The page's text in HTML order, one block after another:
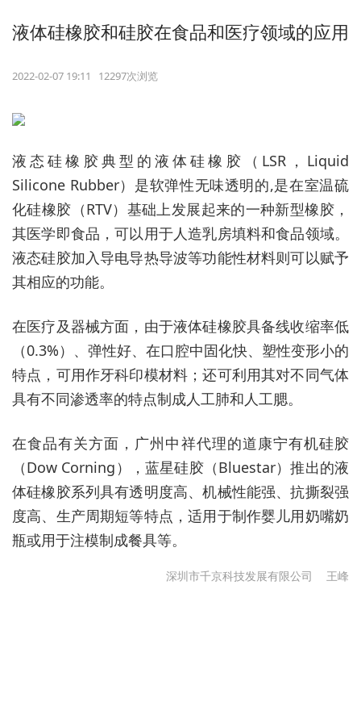
液体硅橡胶和硅胶在食品和医疗领域的应用
2022-02-07 19:11 12297次浏览
液态硅橡胶典型的液体硅橡胶（LSR，Liquid
Silicone Rubber）是软弹性无味透明的,是在室温硫
化硅橡胶（RTV）基础上发展起来的一种新型橡胶，
其医学即食品，可以用于人造乳房填料和食品领域。
液态硅胶加入导电导热导波等功能性材料则可以赋予
其相应的功能。
在医疗及器械方面，由于液体硅橡胶具备线收缩率低
（0.3%）、弹性好、在口腔中固化快、塑性变形小的
特点，可用作牙科印模材料；还可利用其对不同气体
具有不同渗透率的特点制成人工肺和人工腮。
在食品有关方面，广州中祥代理的道康宁有机硅胶
（Dow Corning），蓝星硅胶（Bluestar）推出的液
体硅橡胶系列具有透明度高、机械性能强、抗撕裂强
度高、生产周期短等特点，适用于制作婴儿用奶嘴奶
瓶或用于注模制成餐具等。
深圳市千京科技发展有限公司 王峰